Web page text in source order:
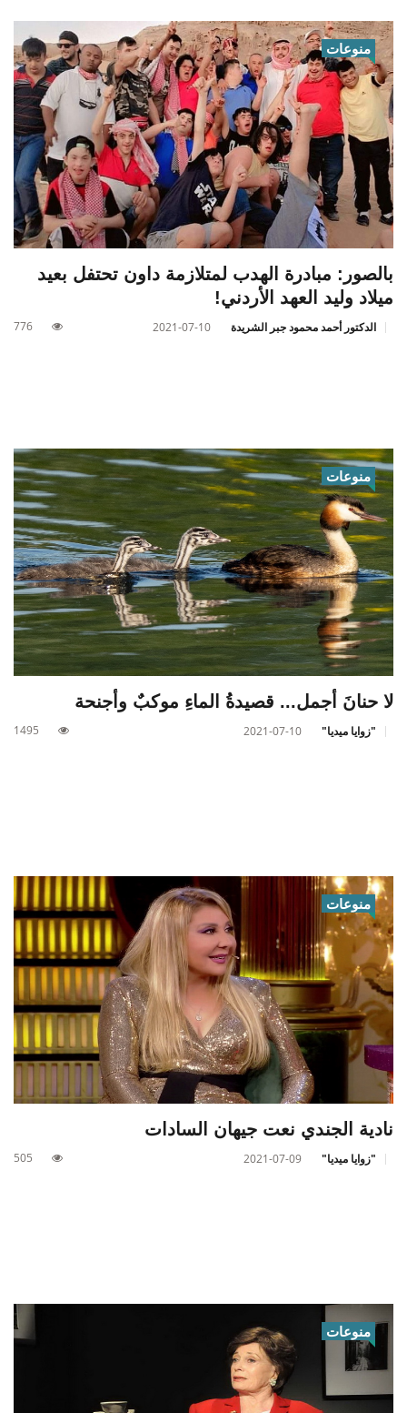
منوعات
بالصور: مبادرة الهدب لمتلازمة داون تحتفل بعيد
ميلاد وليد العهد الأردني!
الدكتور أحمد محمود جبر الشريدة 2021-07-10
776
منوعات
لا حنانَ أجمل... قصيدةُ الماءِ موكبٌ وأجنحة
"زوايا ميديا" 2021-07-10
1495
منوعات
نادية الجندي نعت جيهان السادات
"زوايا ميديا" 2021-07-09
505
منوعات